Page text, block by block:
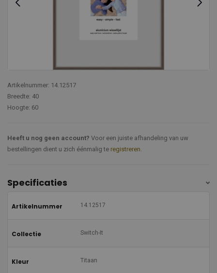
Artikelnummer: 14.12517
Breedte: 40
Hoogte: 60
Heeft u nog geen account? Voor een juiste afhandeling van uw
bestellingen dient u zich éénmalig te registreren.
Specificaties
Artikelnummer 14.12517
Collectie Switch-It
Kleur Titaan